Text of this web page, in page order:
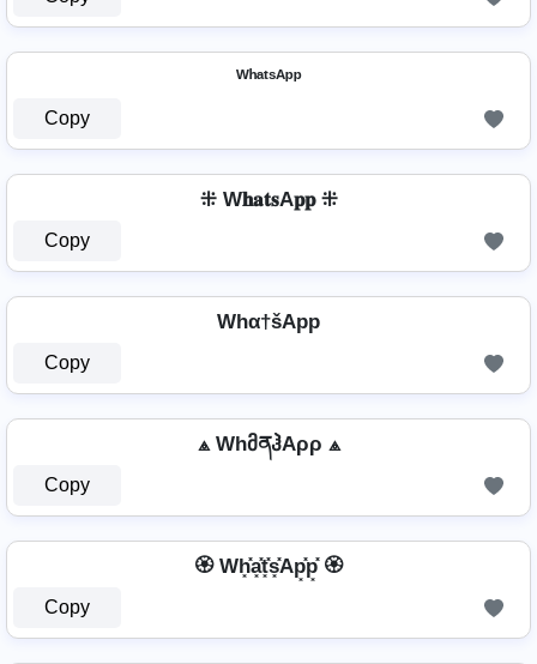
ᵂʰᵃᵗˢᴬᵖᵖ
Copy
⁜ W𝐡𝐚𝐭𝐬A𝐩𝐩 ⁜
Copy
Whα†šApp
Copy
⟁ WhმནჰAρρ ⟁
Copy
🏵️ Wh͓̽a͓̽t͓̽s͓̽Ap͓̽p͓̽ 🏵️
Copy